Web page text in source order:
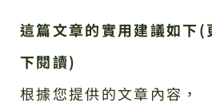
這篇文章的實用建議如下(
下閱讀)
根據您提供的文章內容，